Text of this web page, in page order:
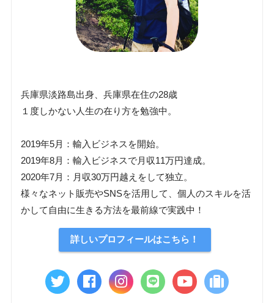
兵庫県淡路島出身、兵庫県在住の28歳
１度しかない人生の在り方を勉強中。
2019年5月：輸入ビジネスを開始。
2019年8月：輸入ビジネスで月収11万円達成。
2020年7月：月収30万円越えをして独立。
様々なネット販売やSNSを活用して、個人のスキルを活
かして自由に生きる方法を最前線で実践中！
詳しいプロフィールはこちら！